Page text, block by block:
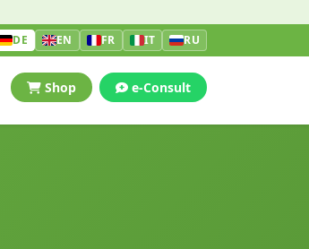
DE EN FR IT RU
Shop e-Consult